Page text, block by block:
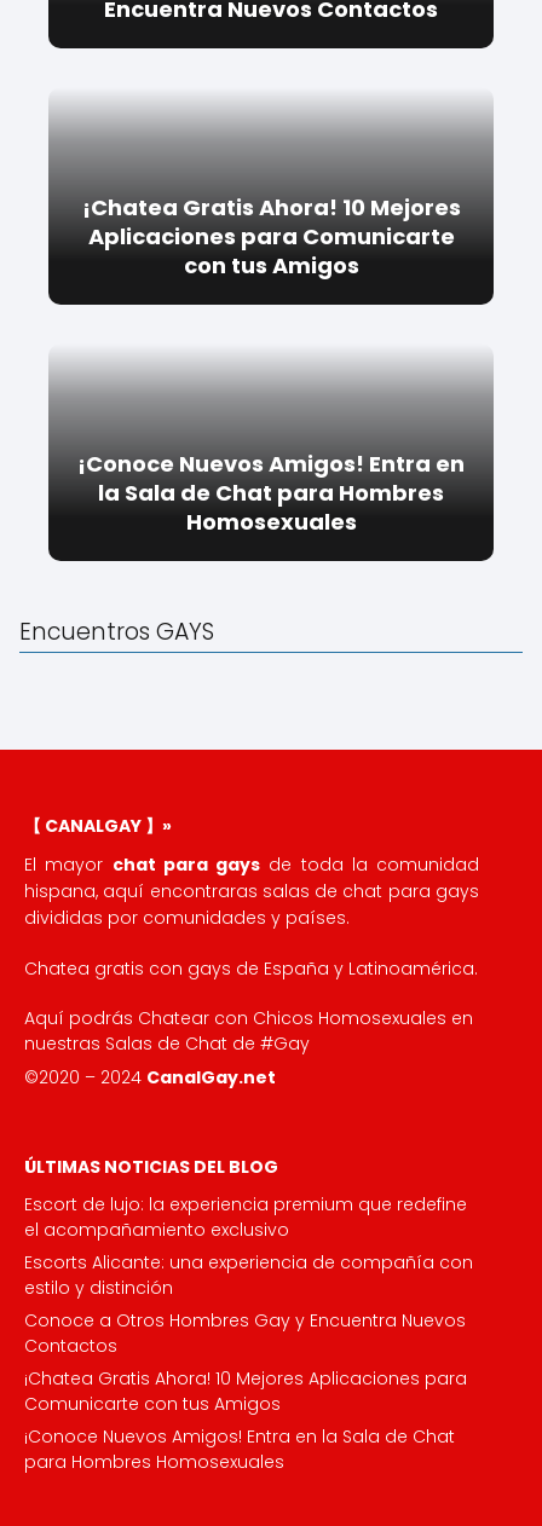
Encuentra Nuevos Contactos
¡Chatea Gratis Ahora! 10 Mejores
Aplicaciones para Comunicarte
con tus Amigos
¡Conoce Nuevos Amigos! Entra en
la Sala de Chat para Hombres
Homosexuales
Encuentros GAYS
【 CANALGAY 】»
El mayor chat para gays de toda la comunidad
hispana, aquí encontraras salas de chat para gays
divididas por comunidades y países.
Chatea gratis con gays de España y Latinoamérica.
Aquí podrás Chatear con Chicos Homosexuales en
nuestras Salas de Chat de #Gay
©2020 – 2024 CanalGay.net
ÚLTIMAS NOTICIAS DEL BLOG
Escort de lujo: la experiencia premium que redefine
el acompañamiento exclusivo
Escorts Alicante: una experiencia de compañía con
estilo y distinción
Conoce a Otros Hombres Gay y Encuentra Nuevos
Contactos
¡Chatea Gratis Ahora! 10 Mejores Aplicaciones para
Comunicarte con tus Amigos
¡Conoce Nuevos Amigos! Entra en la Sala de Chat
para Hombres Homosexuales